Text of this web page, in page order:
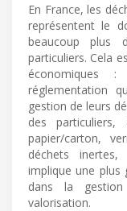
En France, les
représentent le
beaucoup plus
particuliers. Cela
économiques
réglementation
gestion de leurs
des
papier/carton,
déchets
implique une
dans la
valorisation.